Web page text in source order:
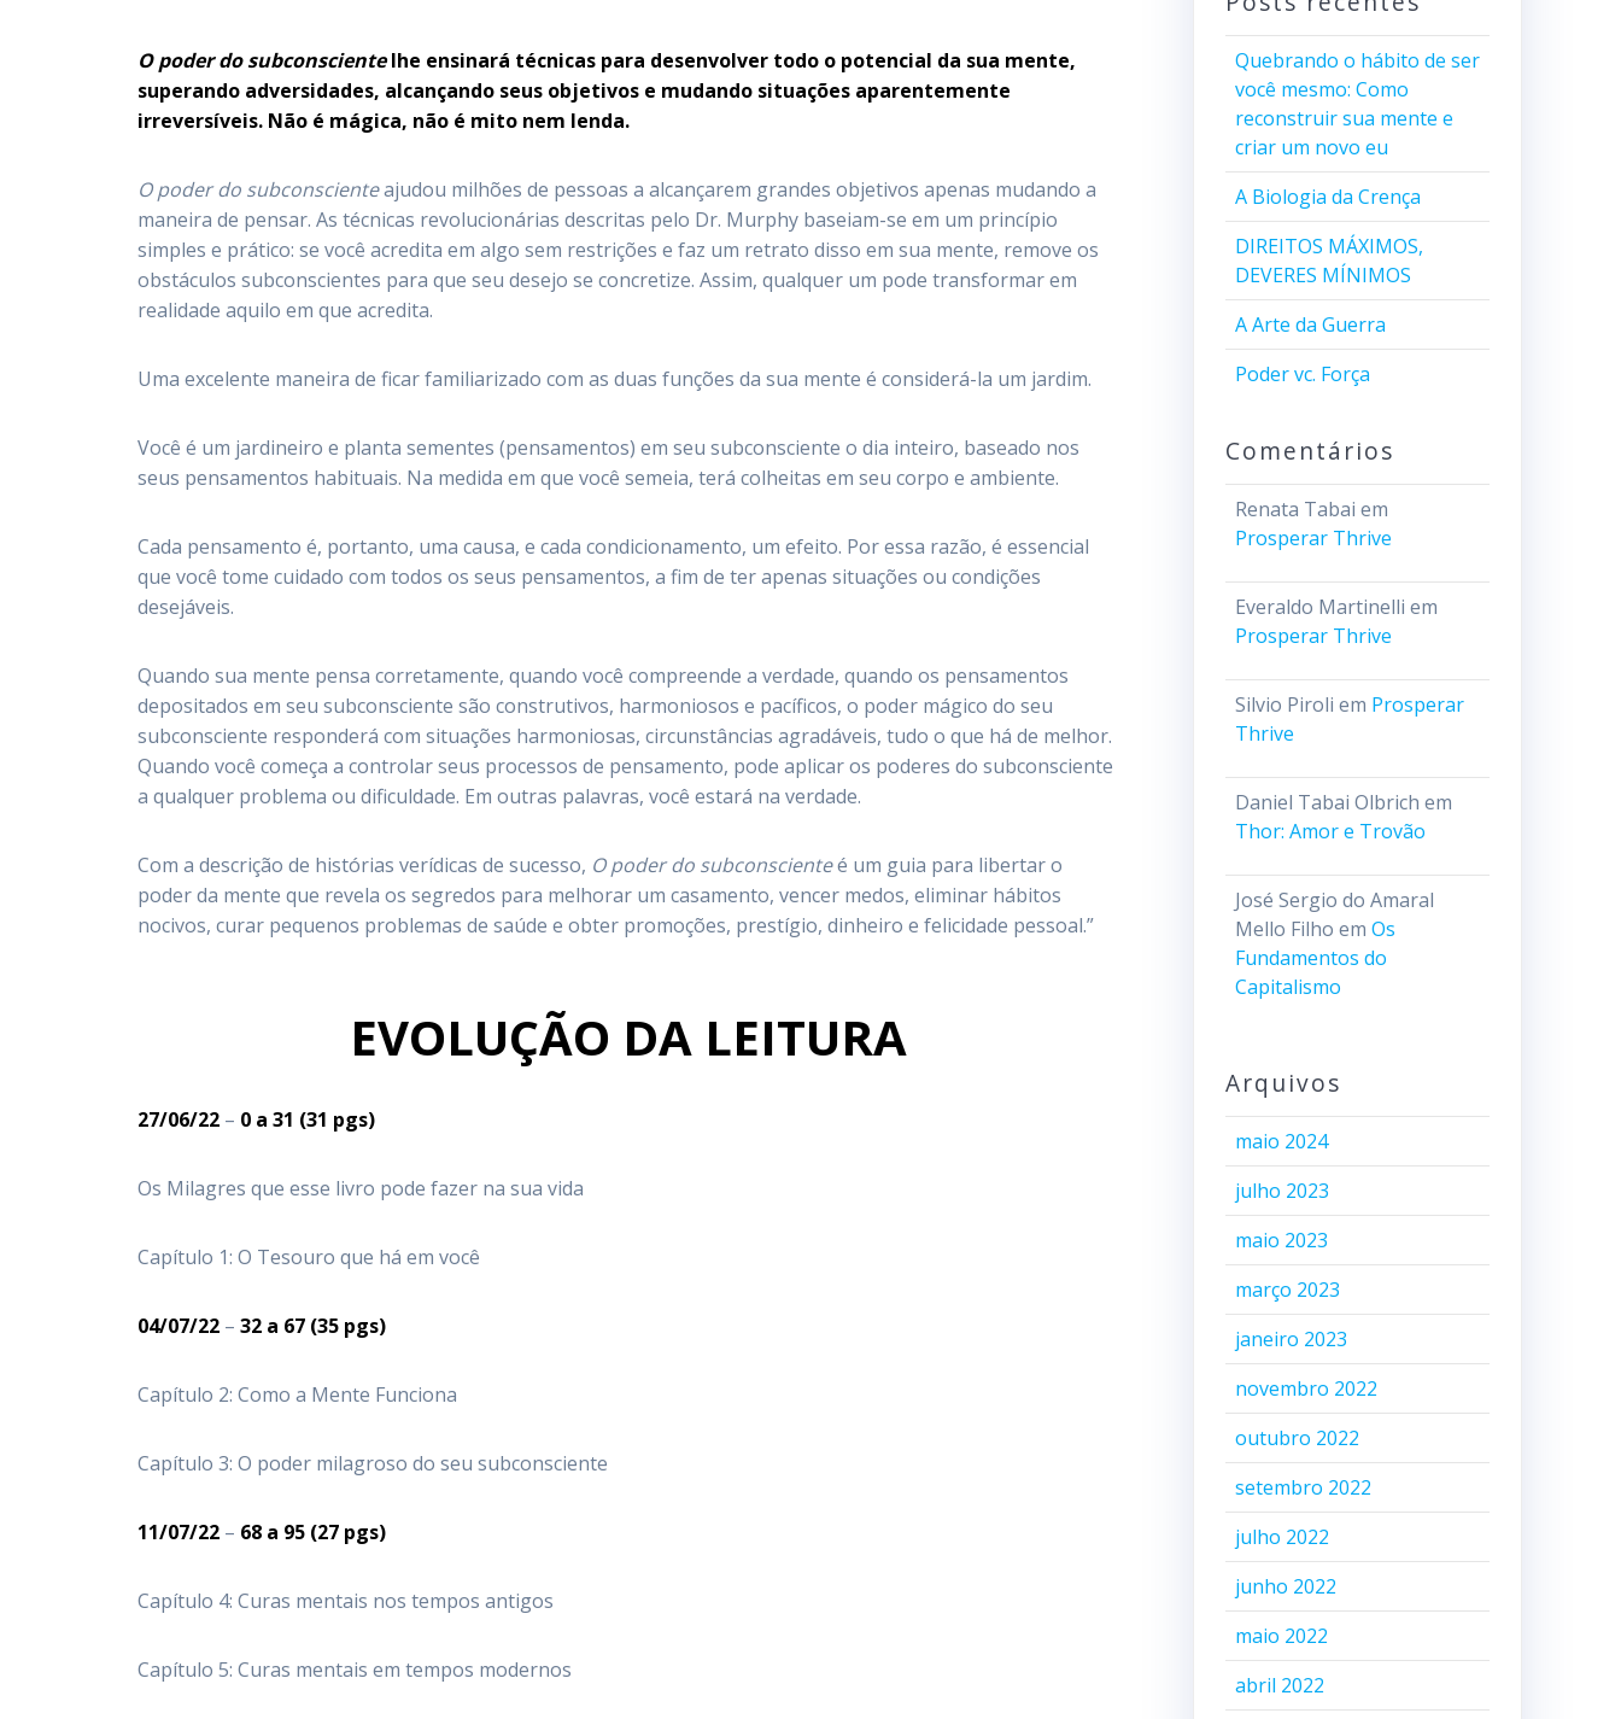
O poder do subconscientelhe ensinará técnicas para desenvolver todo o potencial da sua mente,
superando adversidades, alcançando seus objetivos e mudando situações aparentemente
irreversíveis. Não é mágica, não é mito nem lenda.
O poder do subconscienteajudou milhões de pessoas a alcançarem grandes objetivos apenas mudando a
maneira de pensar. As técnicas revolucionárias descritas pelo Dr. Murphy baseiam-se em um princípio
simples e prático: se você acredita em algo sem restrições e faz um retrato disso em sua mente, remove os
obstáculos subconscientes para que seu desejo se concretize. Assim, qualquer um pode transformar em
realidade aquilo em que acredita.
Uma excelente maneira de ficar familiarizado com as duas funções da sua mente é considerá-la um jardim.
Você é um jardineiro e planta sementes (pensamentos) em seu subconsciente o dia inteiro, baseado nos
seus pensamentos habituais. Na medida em que você semeia, terá colheitas em seu corpo e ambiente.
Cada pensamento é, portanto, uma causa, e cada condicionamento, um efeito. Por essa razão, é essencial
que você tome cuidado com todos os seus pensamentos, a fim de ter apenas situações ou condições
desejáveis.
Quando sua mente pensa corretamente, quando você compreende a verdade, quando os pensamentos
depositados em seu subconsciente são construtivos, harmoniosos e pacíficos, o poder mágico do seu
subconsciente responderá com situações harmoniosas, circunstâncias agradáveis, tudo o que há de melhor.
Quando você começa a controlar seus processos de pensamento, pode aplicar os poderes do subconsciente
a qualquer problema ou dificuldade. Em outras palavras, você estará na verdade.
Com a descrição de histórias verídicas de sucesso, O poder do subconscienteé um guia para libertar o
poder da mente que revela os segredos para melhorar um casamento, vencer medos, eliminar hábitos
nocivos, curar pequenos problemas de saúde e obter promoções, prestígio, dinheiro e felicidade pessoal.”
EVOLUÇÃO DA LEITURA
27/06/22 – 0 a 31 (31 pgs)
Os Milagres que esse livro pode fazer na sua vida
Capítulo 1: O Tesouro que há em você
04/07/22 –32 a 67 (35 pgs)
Capítulo 2: Como a Mente Funciona
Capítulo 3: O poder milagroso do seu subconsciente
11/07/22 – 68 a 95 (27 pgs)
Capítulo 4: Curas mentais nos tempos antigos
Capítulo 5: Curas mentais em tempos modernos
Quebrando o hábito de ser
você mesmo: Como
reconstruir sua mente e
criar um novo eu
A Biologia da Crença
DIREITOS MÁXIMOS,
DEVERES MÍNIMOS
A Arte da Guerra
Poder vc. Força
Comentários
Renata Tabai em
Prosperar Thrive
Everaldo Martinelli em
Prosperar Thrive
Silvio Piroli em Prosperar
Thrive
Daniel Tabai Olbrich em
Thor: Amor e Trovão
José Sergio do Amaral
Mello Filho em Os
Fundamentos do
Capitalismo
Arquivos
maio 2024
julho 2023
maio 2023
março 2023
janeiro 2023
novembro 2022
outubro 2022
setembro 2022
julho 2022
junho 2022
maio 2022
abril 2022